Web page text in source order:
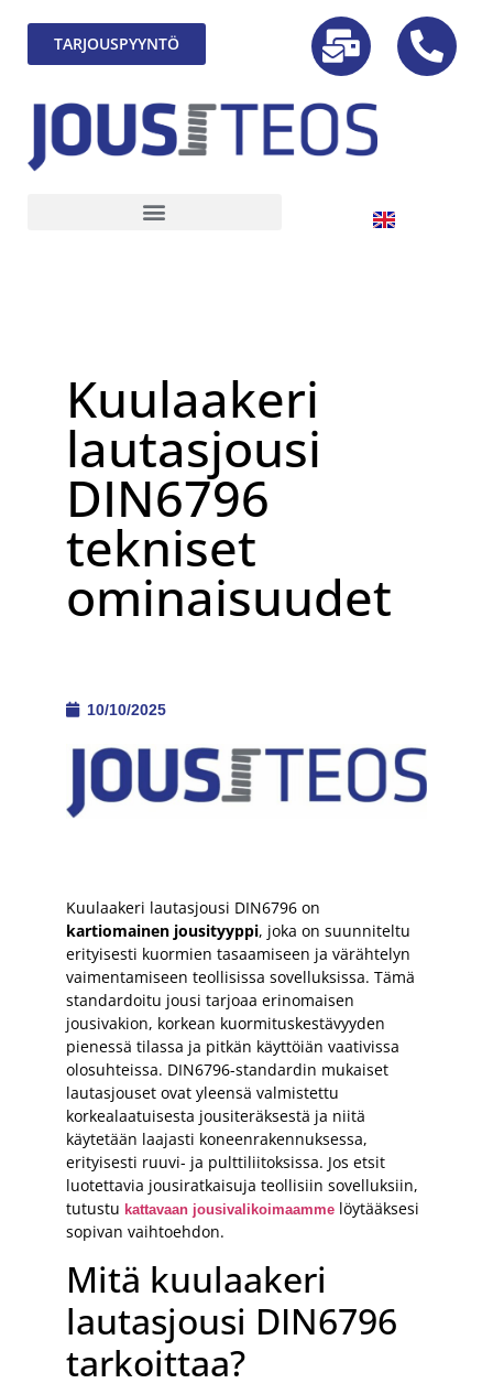
TARJOUSPYYNTÖ
Kuulaakeri
lautasjousi
DIN6796
tekniset
ominaisuudet
10/10/2025
Kuulaakeri lautasjousi DIN6796 on
kartiomainen jousityyppi, joka on suunniteltu
erityisesti kuormien tasaamiseen ja värähtelyn
vaimentamiseen teollisissa sovelluksissa. Tämä
standardoitu jousi tarjoaa erinomaisen
jousivakion, korkean kuormituskestävyyden
pienessä tilassa ja pitkän käyttöiän vaativissa
olosuhteissa. DIN6796-standardin mukaiset
lautasjouset ovat yleensä valmistettu
korkealaatuisesta jousiteräksestä ja niitä
käytetään laajasti koneenrakennuksessa,
erityisesti ruuvi- ja pulttiliitoksissa. Jos etsit
luotettavia jousiratkaisuja teollisiin sovelluksiin,
tutustu kattavaan jousivalikoimaamme löytääksesi
sopivan vaihtoehdon.
Mitä kuulaakeri
lautasjousi DIN6796
tarkoittaa?